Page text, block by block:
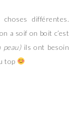
différentes.
a soif on boit c’est
peau)ils ont besoin
top